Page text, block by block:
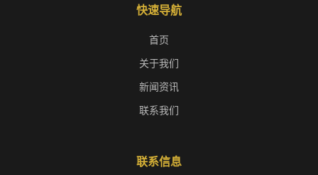
快速导航
首页
关于我们
新闻资讯
联系我们
联系信息